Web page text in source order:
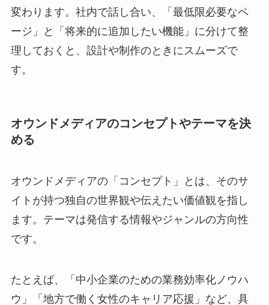
変わります。社内で話し合い、「最低限必要なペ
ージ」と「将来的に追加したい機能」に分けて整
理しておくと、設計や制作のときにスムーズで
す。
オウンドメディアのコンセプトやテーマを決
める
オウンドメディアの「コンセプト」とは、そのサ
イトが持つ独自の世界観や伝えたい価値観を指し
ます。テーマは発信する情報やジャンルの方向性
です。
たとえば、「中小企業のための業務効率化ノウハ
ウ」「地方で働く女性のキャリア応援」など、具